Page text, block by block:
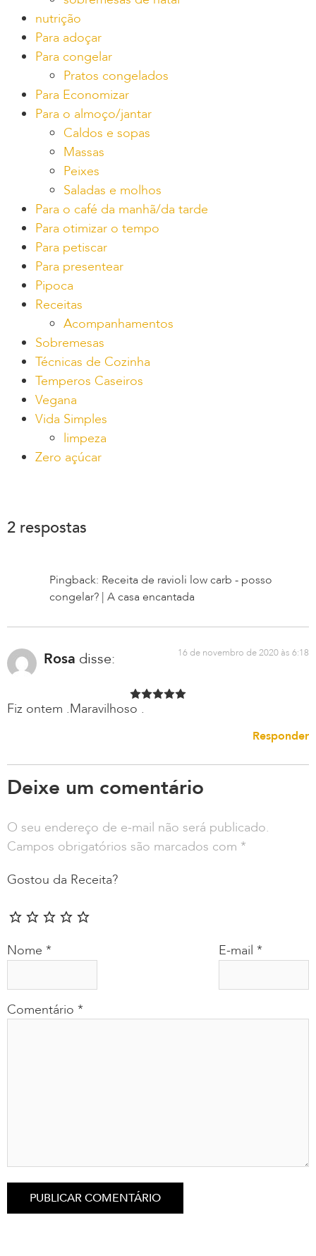
nutrição
Para adoçar
Para congelar
Pratos congelados
Para Economizar
Para o almoço/jantar
Caldos e sopas
Massas
Peixes
Saladas e molhos
Para o café da manhã/da tarde
Para otimizar o tempo
Para petiscar
Para presentear
Pipoca
Receitas
Acompanhamentos
Sobremesas
Técnicas de Cozinha
Temperos Caseiros
Vegana
Vida Simples
limpeza
Zero açúcar
2 respostas
Pingback: Receita de ravioli low carb - posso
congelar? | A casa encantada
Rosa disse: 16 de novembro de 2020 às 6:18
Fiz ontem .Maravilhoso .
Responder
Deixe um comentário
O seu endereço de e-mail não será publicado.
Campos obrigatórios são marcados com *
Gostou da Receita?
Comentário *
Nome * E-mail *